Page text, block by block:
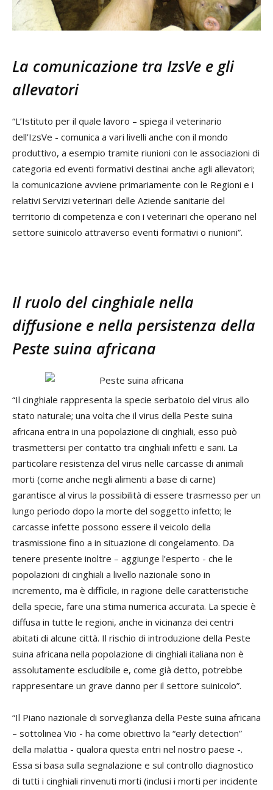
La comunicazione tra IzsVe e gli
allevatori
“L’Istituto per il quale lavoro – spiega il veterinario
dell’IzsVe - comunica a vari livelli anche con il mondo
produttivo, a esempio tramite riunioni con le associazioni di
categoria ed eventi formativi destinai anche agli allevatori;
la comunicazione avviene primariamente con le Regioni e i
relativi Servizi veterinari delle Aziende sanitarie del
territorio di competenza e con i veterinari che operano nel
settore suinicolo attraverso eventi formativi o riunioni”.
Il ruolo del cinghiale nella
diffusione e nella persistenza della
Peste suina africana
“Il cinghiale rappresenta la specie serbatoio del virus allo
stato naturale; una volta che il virus della Peste suina
africana entra in una popolazione di cinghiali, esso può
trasmettersi per contatto tra cinghiali infetti e sani. La
particolare resistenza del virus nelle carcasse di animali
morti (come anche negli alimenti a base di carne)
garantisce al virus la possibilità di essere trasmesso per un
lungo periodo dopo la morte del soggetto infetto; le
carcasse infette possono essere il veicolo della
trasmissione fino a in situazione di congelamento. Da
tenere presente inoltre – aggiunge l’esperto - che le
popolazioni di cinghiali a livello nazionale sono in
incremento, ma è difficile, in ragione delle caratteristiche
della specie, fare una stima numerica accurata. La specie è
diffusa in tutte le regioni, anche in vicinanza dei centri
abitati di alcune città. Il rischio di introduzione della Peste
suina africana nella popolazione di cinghiali italiana non è
assolutamente escludibile e, come già detto, potrebbe
rappresentare un grave danno per il settore suinicolo”.
“Il Piano nazionale di sorveglianza della Peste suina africana
– sottolinea Vio - ha come obiettivo la “early detection”
della malattia - qualora questa entri nel nostro paese -.
Essa si basa sulla segnalazione e sul controllo diagnostico
di tutti i cinghiali rinvenuti morti (inclusi i morti per incidente